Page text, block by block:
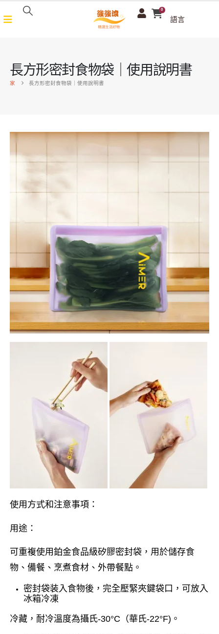
0
語言
長方形密封食物袋｜使用說明書
家 長方形密封食物袋｜使用說明書
使用方式和注意事項：
用途：
可重複使用鉑金食品級矽膠密封袋，用於儲存食
物、備餐、烹煮食材、外帶餐點。
密封袋装入食物後，完全壓緊夾鍵袋口，可放入
冰箱冷凍
冷藏，耐冷溫度為攝氏-30°C（華氏-22°F)。